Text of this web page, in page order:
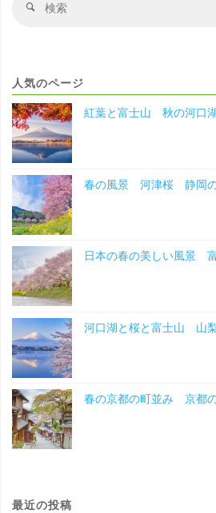
検
人気のページ
紅葉と富士山 秋の河口
春の風景 河津桜 静岡
日本の春の美しい風景
河口湖と桜と富士山 山
春の京都の町並み 京都
最近の投稿